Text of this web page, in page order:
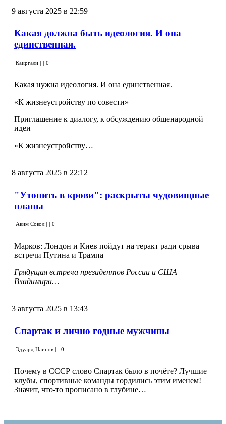
9 августа 2025 в 22:59
Какая должна быть идеология. И она
единственная.
|Каиргали | | 0
Какая нужна идеология. И она единственная.
«К жизнеустройству по совести»
Приглашение к диалогу, к обсуждению общенародной
идеи –
«К жизнеустройству…
8 августа 2025 в 22:12
"Утопить в крови": раскрыты чудовищные
планы
Аким Сокол 0
Марков: Лондон и Киев пойдут на теракт ради срыва
встречи Путина и Трампа
Грядущая встреча президентов России и США
Владимира…
3 августа 2025 в 13:43
Спартак и лично годные мужчины
|Эдуард Наипов | | 0
Почему в СССР слово Спартак было в почёте? Лучшие
клубы, спортивные команды гордились этим именем!
Значит, что-то прописано в глубине…